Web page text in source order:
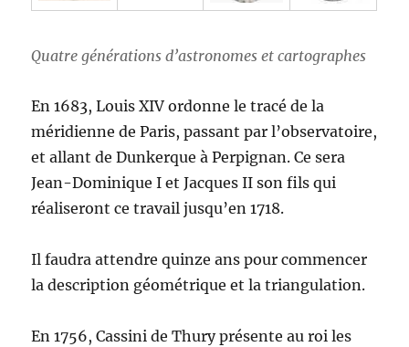
Quatre générations d’astronomes et cartographes
En 1683, Louis XIV ordonne le tracé de la
méridienne de Paris, passant par l’observatoire,
et allant de Dunkerque à Perpignan. Ce sera
Jean-Dominique I et Jacques II son fils qui
réaliseront ce travail jusqu’en 1718.
Il faudra attendre quinze ans pour commencer
la description géométrique et la triangulation.
En 1756, Cassini de Thury présente au roi les